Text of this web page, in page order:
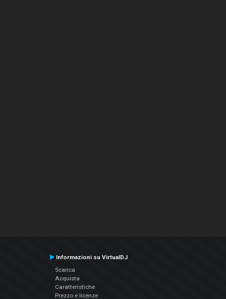
Informazioni su VirtualDJ
Scarica
Acquista
Caratteristiche
Prezzo e licenze